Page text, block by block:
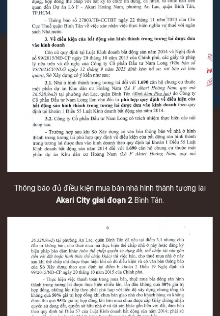
Thông báo đủ điều kiện mua bán nhà hình thành tương lai
Akari City giai đoạn 2Bình Tân.